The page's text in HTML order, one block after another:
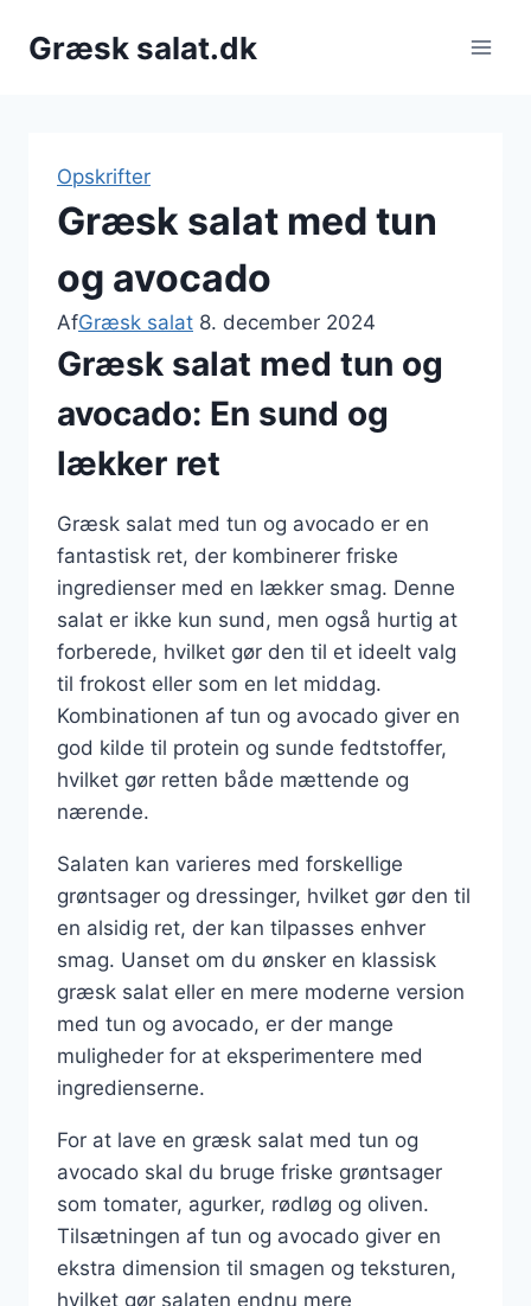
Græsk salat.dk
Opskrifter
Græsk salat med tun
og avocado
AfGræsk salat 8. december 2024
Græsk salat med tun og
avocado: En sund og
lækker ret
Græsk salat med tun og avocado er en
fantastisk ret, der kombinerer friske
ingredienser med en lækker smag. Denne
salat er ikke kun sund, men også hurtig at
forberede, hvilket gør den til et ideelt valg
til frokost eller som en let middag.
Kombinationen af tun og avocado giver en
god kilde til protein og sunde fedtstoffer,
hvilket gør retten både mættende og
nærende.
Salaten kan varieres med forskellige
grøntsager og dressinger, hvilket gør den til
en alsidig ret, der kan tilpasses enhver
smag. Uanset om du ønsker en klassisk
græsk salat eller en mere moderne version
med tun og avocado, er der mange
muligheder for at eksperimentere med
ingredienserne.
For at lave en græsk salat med tun og
avocado skal du bruge friske grøntsager
som tomater, agurker, rødløg og oliven.
Tilsætningen af tun og avocado giver en
ekstra dimension til smagen og teksturen,
hvilket gør salaten endnu mere